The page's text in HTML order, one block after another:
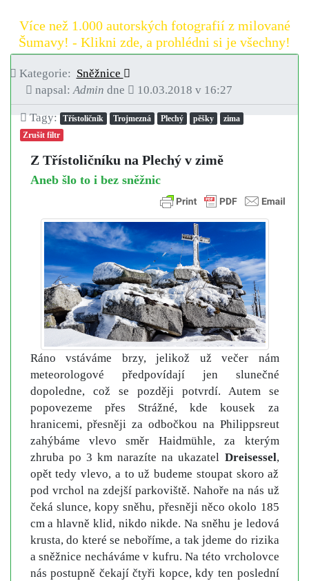
Více než 1.000 autorských fotografií z milované
Šumavy! - Klikni zde, a prohlédni si je všechny!
Kategorie: Sněžnice
napsal:Admin dne 10.03.2018 v 16:27
Tagy: Třístoličník Trojmezná Plechý pěšky
zima
Zrušit filtr
Z Třístoličníku na Plechý v zimě
Aneb šlo to i bez sněžnic
Ráno vstáváme brzy, jelikož už večer nám
meteorologové předpovídají jen slunečné
dopoledne, což se později potvrdí. Autem se
popovezeme přes Strážné, kde kousek za
hranicemi, přesněji za odbočkou na Philippsreut
zahýbáme vlevo směr Haidmühle, za kterým
zhruba po 3 km narazíte na ukazatel Dreisessel,
opět tedy vlevo, a to už budeme stoupat skoro až
pod vrchol na zdejší parkoviště. Nahoře na nás už
čeká slunce, kopy sněhu, přesněji něco okolo 185
cm a hlavně klid, nikdo nikde. Na sněhu je ledová
krusta, do které se neboříme, a tak jdeme do rizika
a sněžnice necháváme v kufru. Na této vrcholovce
nás postupně čekají čtyři kopce, kdy ten poslední